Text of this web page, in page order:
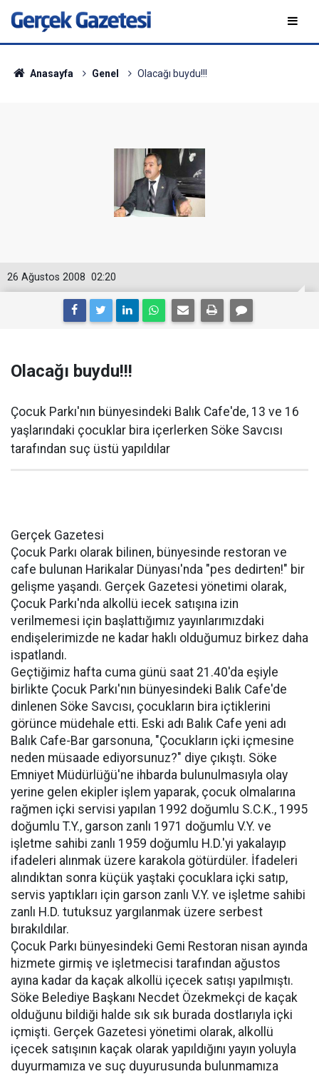
Anasayfa Genel Olacağı buydu!!!
02:20
26 Ağustos 2008
Olacağı buydu!!!
Çocuk Parkı'nın bünyesindeki Balık Cafe'de, 13 ve 16
yaşlarındaki çocuklar bira içerlerken Söke Savcısı
tarafından suç üstü yapıldılar
Gerçek Gazetesi
Çocuk Parkı olarak bilinen, bünyesinde restoran ve
cafe bulunan Harikalar Dünyası'nda "pes dedirten!" bir
gelişme yaşandı. Gerçek Gazetesi yönetimi olarak,
Çocuk Parkı'nda alkollü iecek satışına izin
verilmemesi için başlattığımız yayınlarımızdaki
endişelerimizde ne kadar haklı olduğumuz birkez daha
ispatlandı.
Geçtiğimiz hafta cuma günü saat 21.40'da eşiyle
birlikte Çocuk Parkı'nın bünyesindeki Balık Cafe'de
dinlenen Söke Savcısı, çocukların bira içtiklerini
görünce müdehale etti. Eski adı Balık Cafe yeni adı
Balık Cafe-Bar garsonuna, "Çocukların içki içmesine
neden müsaade ediyorsunuz?" diye çıkıştı. Söke
Emniyet Müdürlüğü'ne ihbarda bulunulmasıyla olay
yerine gelen ekipler işlem yaparak, çocuk olmalarına
rağmen içki servisi yapılan 1992 doğumlu S.C.K., 1995
doğumlu T.Y., garson zanlı 1971 doğumlu V.Y. ve
işletme sahibi zanlı 1959 doğumlu H.D.'yi yakalayıp
ifadeleri alınmak üzere karakola götürdüler. İfadeleri
alındıktan sonra küçük yaştaki çocuklara içki satıp,
servis yaptıkları için garson zanlı V.Y. ve işletme sahibi
zanlı H.D. tutuksuz yargılanmak üzere serbest
bırakıldılar.
Çocuk Parkı bünyesindeki Gemi Restoran nisan ayında
hizmete girmiş ve işletmecisi tarafından ağustos
ayına kadar da kaçak alkollü içecek satışı yapılmıştı.
Söke Belediye Başkanı Necdet Özekmekçi de kaçak
olduğunu bildiği halde sık sık burada dostlarıyla içki
içmişti. Gerçek Gazetesi yönetimi olarak, alkollü
içecek satışının kaçak olarak yapıldığını yayın yoluyla
duyurmamıza ve suç duyurusunda bulunmamıza